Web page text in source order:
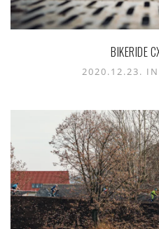
BIKERIDE
2020.12.23. IN